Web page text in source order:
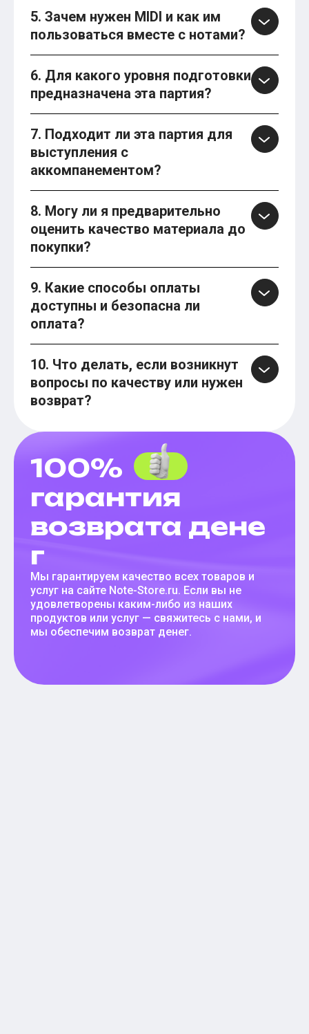
5. Зачем нужен MIDI и как им
пользоваться вместе с нотами?
6. Для какого уровня подготовки
предназначена эта партия?
7. Подходит ли эта партия для
выступления с
аккомпанементом?
8. Могу ли я предварительно
оценить качество материала до
покупки?
9. Какие способы оплаты
доступны и безопасна ли
оплата?
10. Что делать, если возникнут
вопросы по качеству или нужен
возврат?
100%
гарантия
возврата дене
г
Мы гарантируем качество всех товаров и
услуг на сайте Note-Store.ru. Если вы не
удовлетворены каким-либо из наших
продуктов или услуг — свяжитесь с нами, и
мы обеспечим возврат денег.